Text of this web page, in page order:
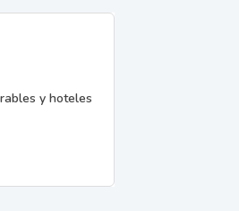
y hoteles